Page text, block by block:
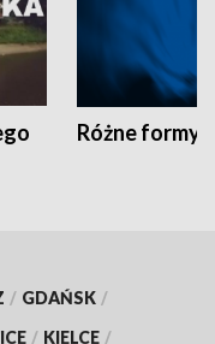
Różne formy
/ GDAŃSK /
/ KIELCE /